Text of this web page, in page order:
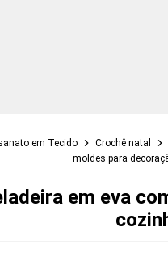
em Tecido Crochê natal
moldes para
em eva